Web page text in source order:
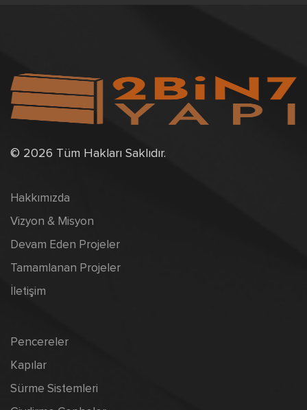
© 2026 Tüm Hakları Saklıdır.
Hakkımızda
Vizyon & Misyon
Devam Eden Projeler
Tamamlanan Projeler
İletişim
Pencereler
Kapılar
Sürme Sistemleri